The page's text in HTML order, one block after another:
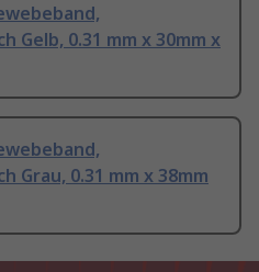
Gelb, 0.31 mm x 30mm x
Grau, 0.31 mm x 38mm